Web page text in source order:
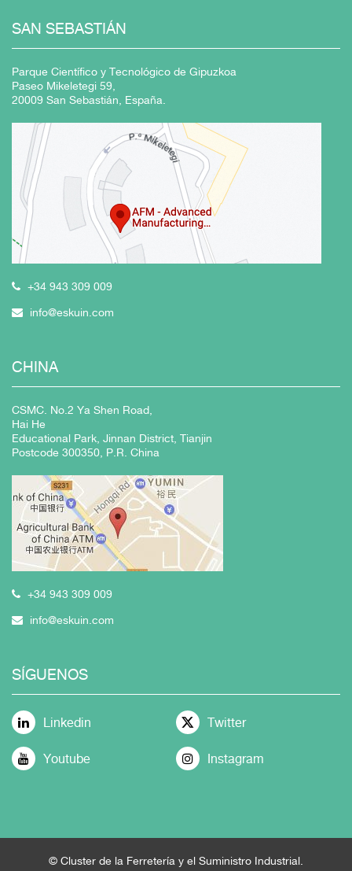
SAN SEBASTIÁN
Parque Científico y Tecnológico de Gipuzkoa
Paseo Mikeletegi 59,
20009 San Sebastián, España.
+34 943 309 009
info@eskuin.com
CHINA
CSMC. No.2 Ya Shen Road,
Hai He
Educational Park, Jinnan District, Tianjin
Postcode 300350, P.R. China
+34 943 309 009
info@eskuin.com
SÍGUENOS
Linkedin Twitter
Youtube Instagram
© Cluster de la Ferretería y el Suministro Industrial.